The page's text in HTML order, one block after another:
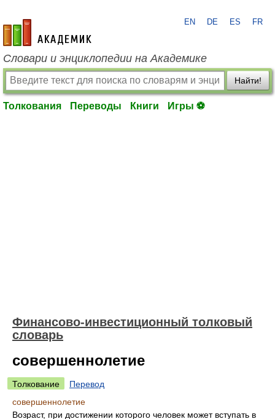
academic.ru
EN DE ES FR
Словари и энциклопедии на Академике
Найти!
Толкования Переводы Книги Игры ⚽
Финансово-инвестиционный толковый
словарь
совершеннолетие
Толкование
Перевод
совершеннолетие
Возраст, при достижении которого человек может вступать в